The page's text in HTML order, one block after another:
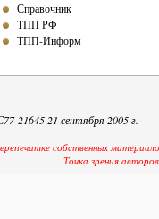
Справочник
ТПП РФ
ТПП-Информ
21645 21 сентября 2005 г.
собственных
Точка зрения